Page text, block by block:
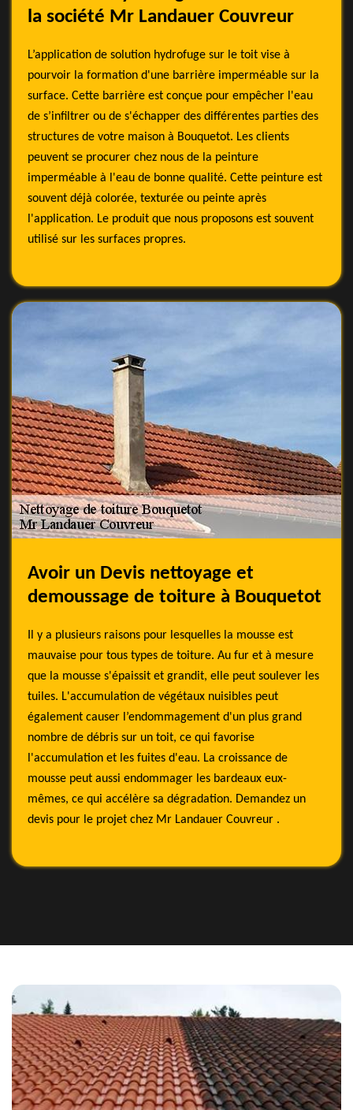
la société Mr Landauer Couvreur
L’application de solution hydrofuge sur le toit vise à
pourvoir la formation d'une barrière imperméable sur la
surface. Cette barrière est conçue pour empêcher l'eau
de s’infiltrer ou de s'échapper des différentes parties des
structures de votre maison à Bouquetot. Les clients
peuvent se procurer chez nous de la peinture
imperméable à l'eau de bonne qualité. Cette peinture est
souvent déjà colorée, texturée ou peinte après
l'application. Le produit que nous proposons est souvent
utilisé sur les surfaces propres.
Avoir un Devis nettoyage et
demoussage de toiture à Bouquetot
Il y a plusieurs raisons pour lesquelles la mousse est
mauvaise pour tous types de toiture. Au fur et à mesure
que la mousse s'épaissit et grandit, elle peut soulever les
tuiles. L'accumulation de végétaux nuisibles peut
également causer l’endommagement d'un plus grand
nombre de débris sur un toit, ce qui favorise
l'accumulation et les fuites d'eau. La croissance de
mousse peut aussi endommager les bardeaux eux-
mêmes, ce qui accélère sa dégradation. Demandez un
devis pour le projet chez Mr Landauer Couvreur .